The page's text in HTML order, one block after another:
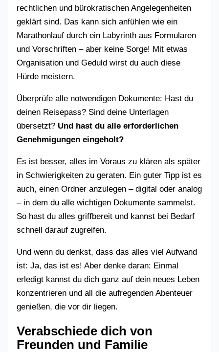
rechtlichen und bürokratischen Angelegenheiten
geklärt sind. Das kann sich anfühlen wie ein
Marathonlauf durch ein Labyrinth aus Formularen
und Vorschriften – aber keine Sorge! Mit etwas
Organisation und Geduld wirst du auch diese
Hürde meistern.
Überprüfe alle notwendigen Dokumente: Hast du
deinen Reisepass? Sind deine Unterlagen
übersetzt? Und hast du alle erforderlichen
Genehmigungen eingeholt?
Es ist besser, alles im Voraus zu klären als später
in Schwierigkeiten zu geraten. Ein guter Tipp ist es
auch, einen Ordner anzulegen – digital oder analog
– in dem du alle wichtigen Dokumente sammelst.
So hast du alles griffbereit und kannst bei Bedarf
schnell darauf zugreifen.
Und wenn du denkst, dass das alles viel Aufwand
ist: Ja, das ist es! Aber denke daran: Einmal
erledigt kannst du dich ganz auf dein neues Leben
konzentrieren und all die aufregenden Abenteuer
genießen, die vor dir liegen.
Verabschiede dich von
Freunden und Familie